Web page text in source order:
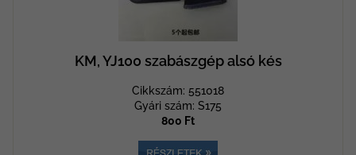
KM, YJ100 szabászgép alsó kés
Cikkszám: 551018
Gyári szám: S175
800 Ft